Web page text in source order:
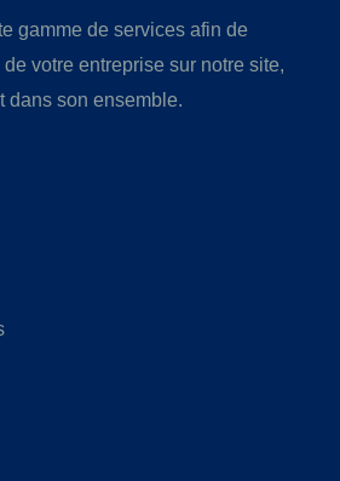
gamme de services afin de
votre entreprise sur notre site,
dans son ensemble.